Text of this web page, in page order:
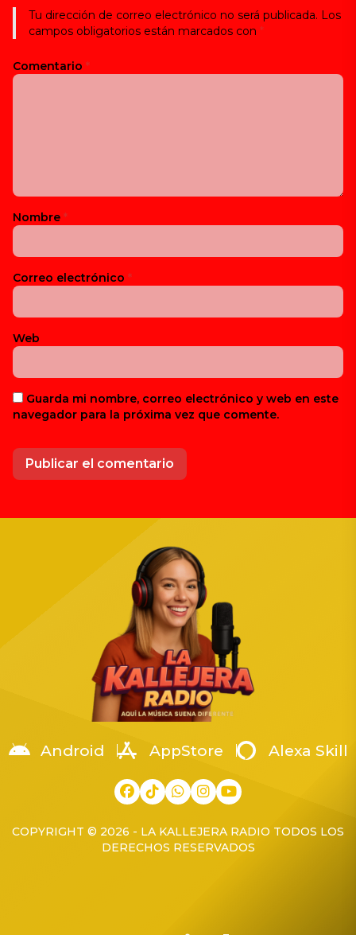
Tu dirección de correo electrónico no será publicada. Los
campos obligatorios están marcados con *
Comentario *
Nombre *
Correo electrónico *
Web
Guarda mi nombre, correo electrónico y web en este
navegador para la próxima vez que comente.
Android AppStore Alexa Skill
COPYRIGHT © 2026 - LA KALLEJERA RADIO TODOS LOS
DERECHOS RESERVADOS